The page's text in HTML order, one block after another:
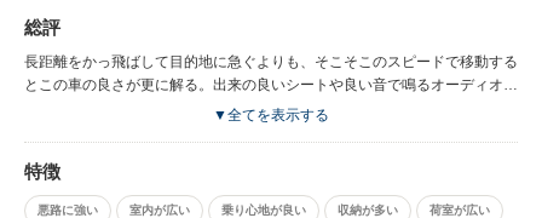
総評
長距離をかっ飛ばして目的地に急ぐよりも、そこそこのスピードで移動する
とこの車の良さが更に解る。出来の良いシートや良い音で鳴るオーディオも
▼全てを表示する
特徴
悪路に強い 室内が広い 乗り心地が良い 収納が多い 荷室が広い